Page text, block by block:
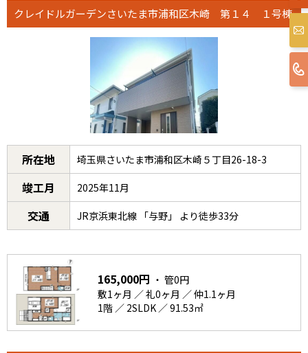
クレイドルガーデンさいたま市浦和区木崎 第１４ １号棟
所在地 埼玉県さいたま市浦和区木崎５丁目26-18-3
竣工月 2025年11月
交通 JR京浜東北線 「与野」 より徒歩33分
165,000円 ・ 管0円
敷1ヶ月 ／ 礼0ヶ月 ／ 仲1.1ヶ月
1階 ／ 2SLDK ／ 91.53㎡